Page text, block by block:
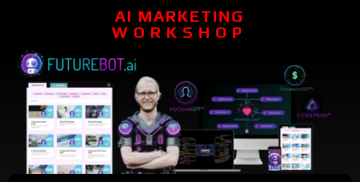
AI MARKETING
WORKSHOP